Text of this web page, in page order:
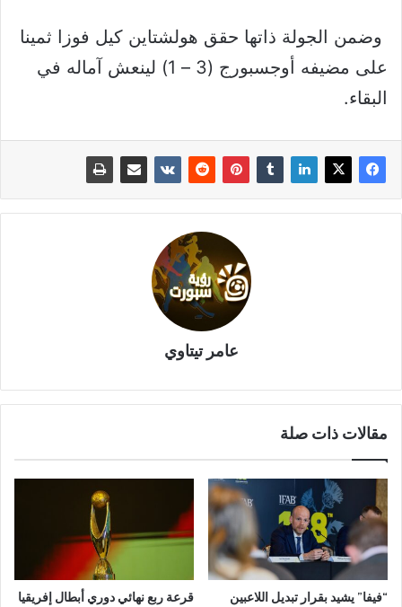
وضمن الجولة ذاتها حقق هولشتاين كيل فوزا ثمينا
على مضيفه أوجسبورج (3 – 1) لينعش آماله في
البقاء.
عامر تيتاوي
مقالات ذات صلة
“فيفا” يشيد بقرار تبديل اللاعبين
قرعة ربع نهائي دوري أبطال إفريقيا